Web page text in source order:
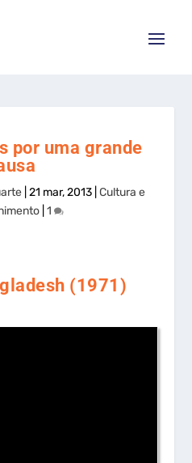
por uma grande
| 21 mar, 2013| Cultura e
| 1
(1971)